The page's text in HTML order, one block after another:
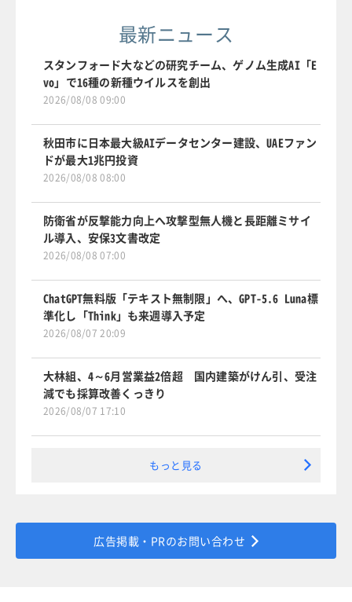
最新ニュース
スタンフォード大などの研究チーム、ゲノム生成AI「E
vo」で16種の新種ウイルスを創出
2026/08/08 09:00
秋田市に日本最大級AIデータセンター建設、UAEファン
ドが最大1兆円投資
2026/08/08 08:00
防衛省が反撃能力向上へ攻撃型無人機と長距離ミサイ
ル導入、安保3文書改定
2026/08/08 07:00
ChatGPT無料版「テキスト無制限」へ、GPT-5.6 Luna標
準化し「Think」も来週導入予定
2026/08/07 20:09
大林組、4～6月営業益2倍超 国内建築がけん引、受注
減でも採算改善くっきり
2026/08/07 17:10
もっと見る
広告掲載・PRのお問い合わせ